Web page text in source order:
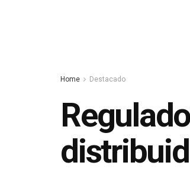
Home Destacado